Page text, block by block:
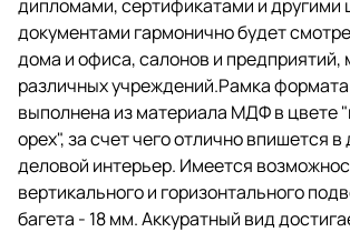
вертикального и
горизонтального подвеса.
Ширина багета - 18 мм.
Аккуратный вид достигается
благодаря стеклянной вставке.
Микрогофрокартон
обеспечивает плотное
прилегание и отсутствие в
будущем деформации
содержимого в рамке.
Поставляется в термоусадочной
пленке, которая гарантирует
дипломами, сертификатами и другими
документами гармонично будет
дома и офиса, салонов и предприятий,
различных учреждений.Рамка
выполнена из материала МДФ в цвете
орех", за счет чего отлично впишется
деловой интерьер. Имеется
вертикального и горизонтального
багета - 18 мм. Аккуратный вид